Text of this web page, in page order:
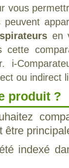
vous
en
cette
i-
ou indirect
produit ?
être
indexé